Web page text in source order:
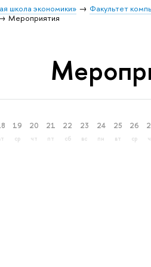
школа экономики» Факультет
Мероприятия
19
ср
20
чт
21
пт
22
сб
23
вс
24
пн
25
вт
26
ср